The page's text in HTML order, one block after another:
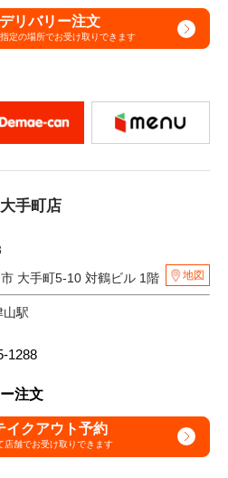
リバリー注文
指定の場所でお受け取りできます
手町店
大手町5-10 対鶴ビル 1階
地図
山駅
1288
注文
イクアウト予約
店舗でお受け取りできます